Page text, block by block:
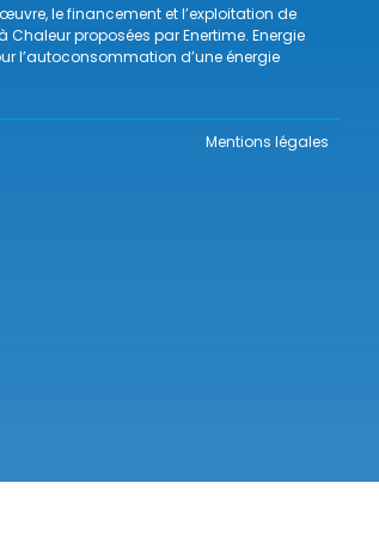
le financement et l’exploitation de
proposées par Enertime. Energie
l’autoconsommation d’une énergie
Mentions légales